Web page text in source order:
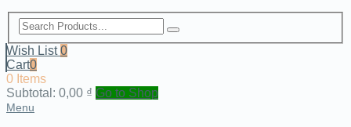
Wish List0
Cart0
0 Items
Subtotal: 0,00 ₫ Go to Shop
Menu